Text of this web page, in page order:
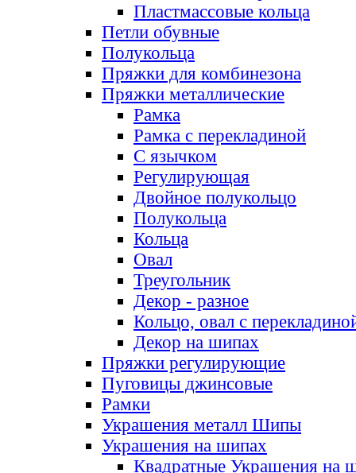
Пластмассовые кольца
Петли обувные
Полукольца
Пряжки для комбинезона
Пряжки металлические
Рамка
Рамка с перекладиной
С язычком
Регулирующая
Двойное полукольцо
Полукольца
Кольца
Овал
Треугольник
Декор - разное
Кольцо, овал с
Декор на шипах
Пряжки регулирующие
Пуговицы джинсовые
Рамки
Украшения металл Шипы
Украшения на шипах
Квадратные Украшения на